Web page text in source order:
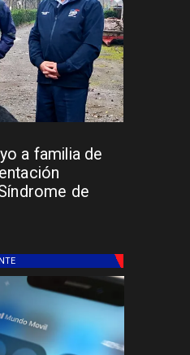
a familia de
de